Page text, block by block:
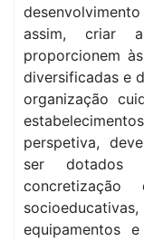
assim, criar
proporcionem
diversificadas e
organização
perspetiva,
ser dotados
equipamentos